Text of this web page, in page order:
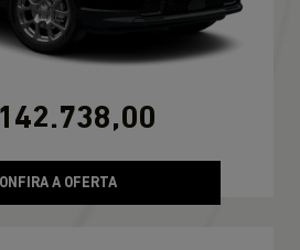
A OFERTA